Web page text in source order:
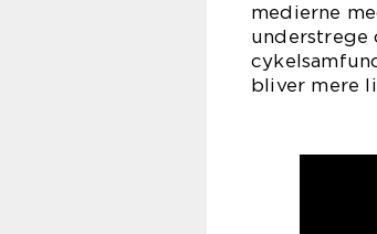
medierne
understrege
bliver mere